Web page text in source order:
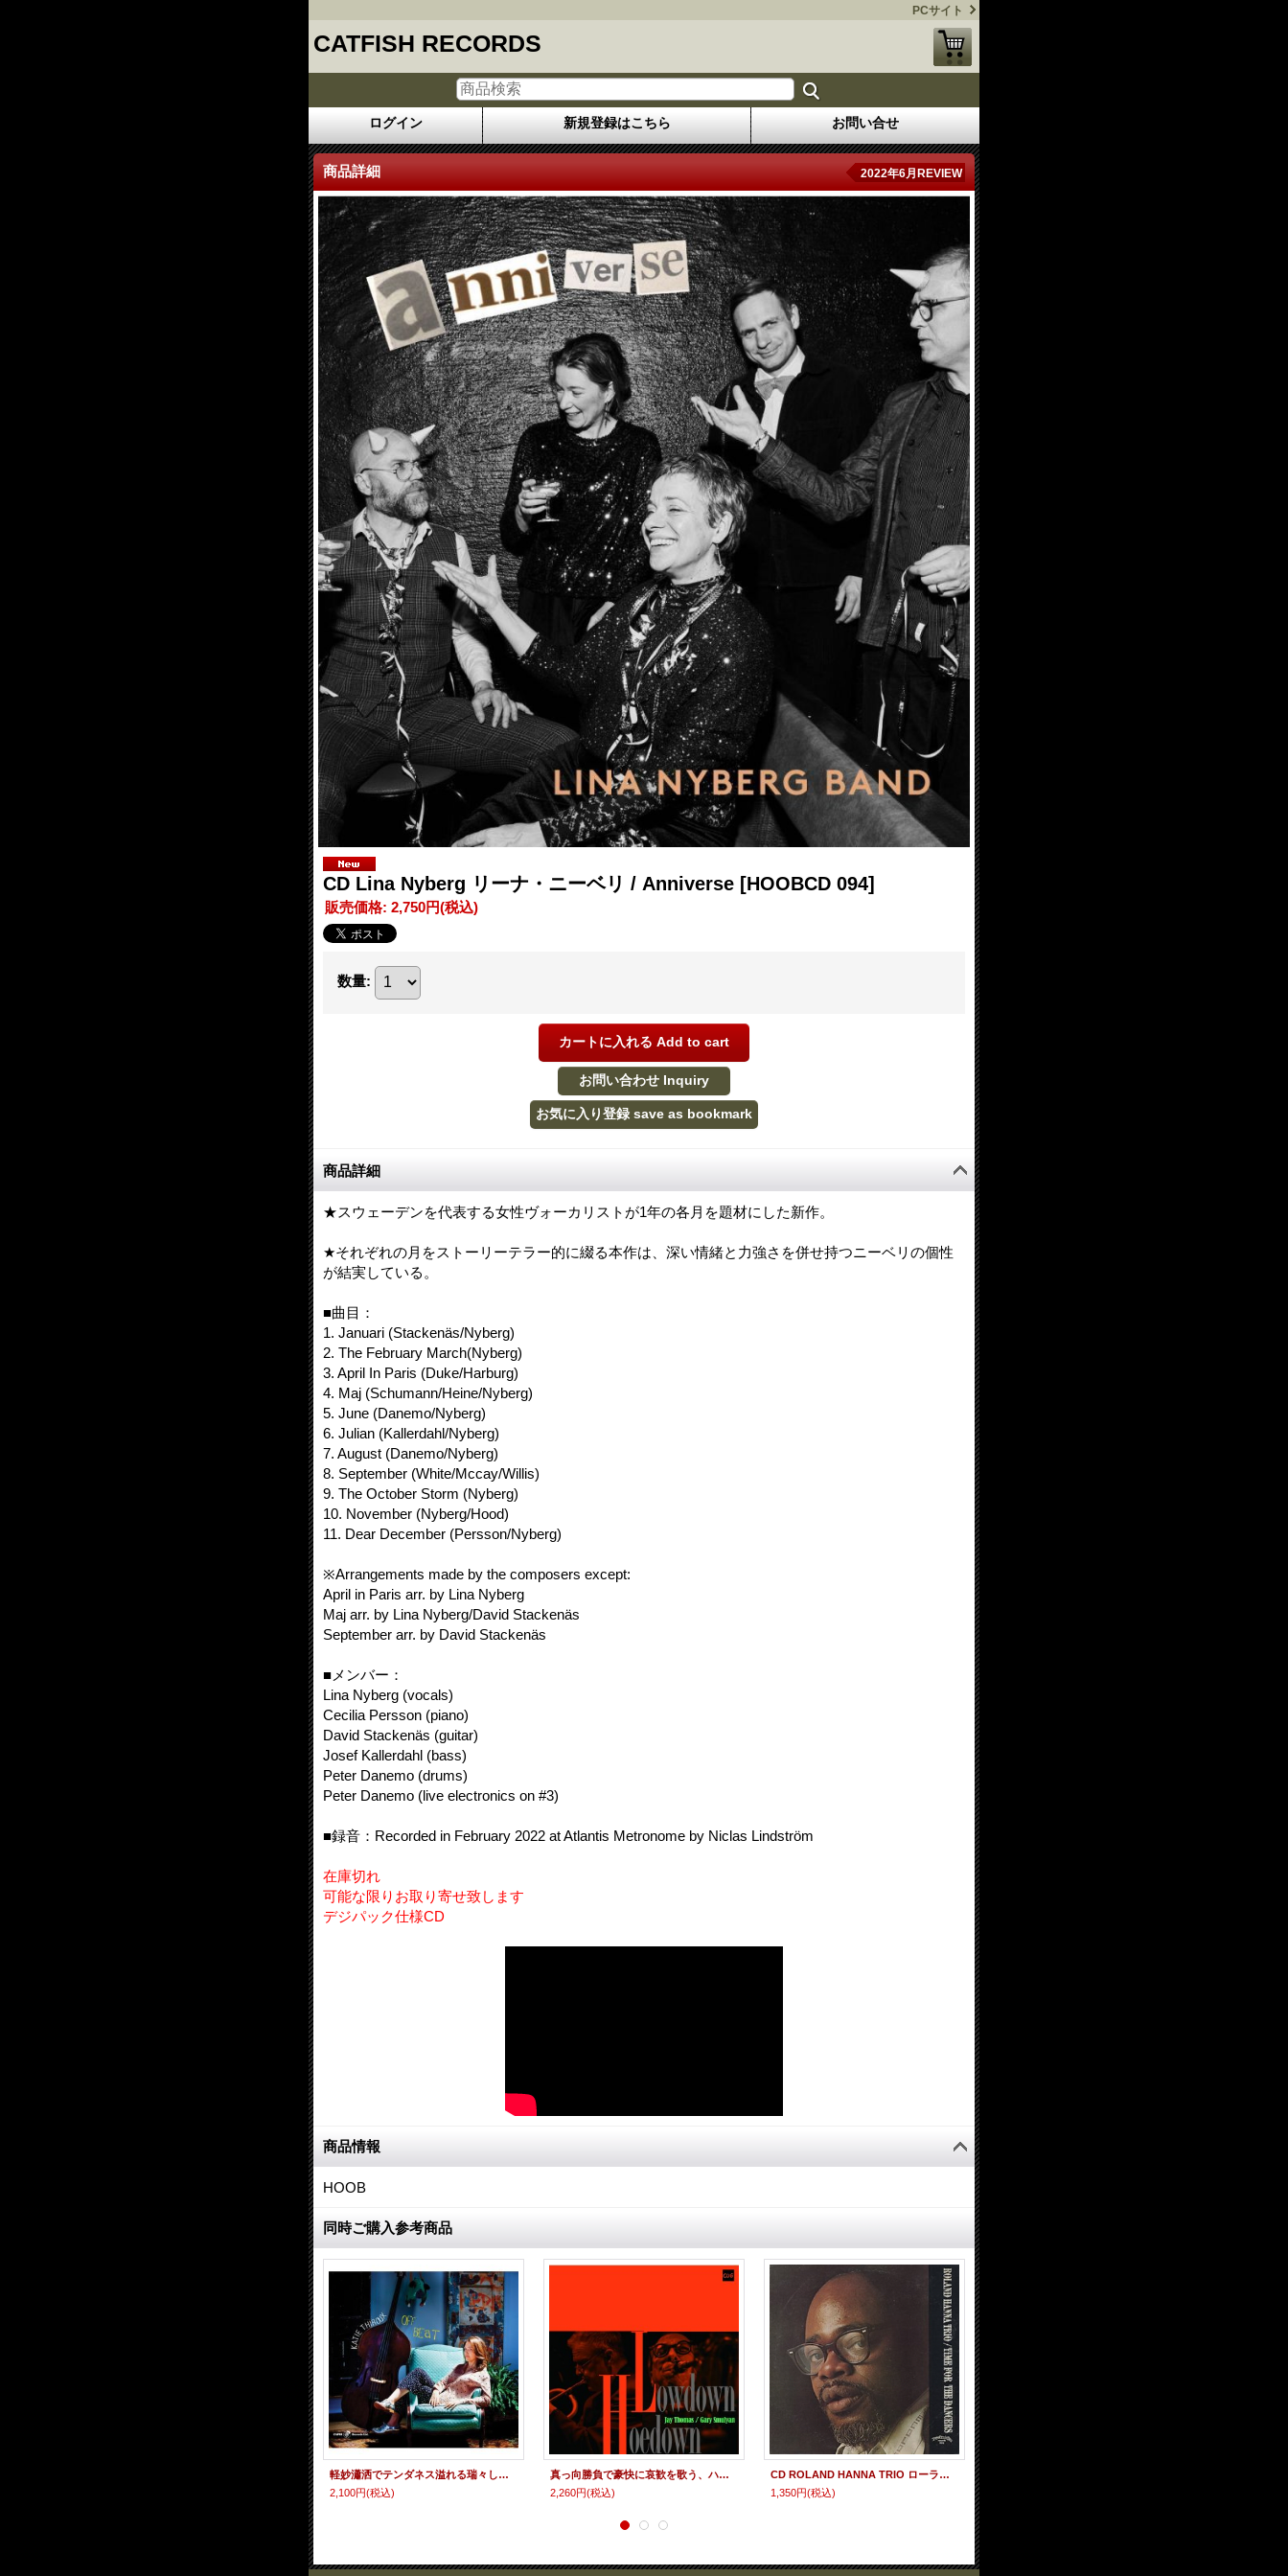
PCサイト
CATFISH RECORDS
ログイン 新規登録はこちら お問い合せ
商品詳細 2022年6月REVIEW
CD Lina Nyberg リーナ・ニーベリ / Anniverse [HOOBCD 094]
販売価格: 2,750円(税込)
数量:
商品詳細
★スウェーデンを代表する女性ヴォーカリストが1年の各月を題材にした新作。
★それぞれの月をストーリーテラー的に綴る本作は、深い情緒と力強さを併せ持つニーベリの個性
が結実している。
■曲目：
1. Januari (Stackenäs/Nyberg)
2. The February March(Nyberg)
3. April In Paris (Duke/Harburg)
4. Maj (Schumann/Heine/Nyberg)
5. June (Danemo/Nyberg)
6. Julian (Kallerdahl/Nyberg)
7. August (Danemo/Nyberg)
8. September (White/Mccay/Willis)
9. The October Storm (Nyberg)
10. November (Nyberg/Hood)
11. Dear December (Persson/Nyberg)
※Arrangements made by the composers except:
April in Paris arr. by Lina Nyberg
Maj arr. by Lina Nyberg/David Stackenäs
September arr. by David Stackenäs
■メンバー：
Lina Nyberg (vocals)
Cecilia Persson (piano)
David Stackenäs (guitar)
Josef Kallerdahl (bass)
Peter Danemo (drums)
Peter Danemo (live electronics on #3)
■録音：Recorded in February 2022 at Atlantis Metronome by Niclas Lindström
在庫切れ
可能な限りお取り寄せ致します
デジパック仕様CD
商品情報
HOOB
同時ご購入参考商品
軽妙瀟洒でテンダネス溢れる瑞々しいリラクシング・ヴォーカルの快編♪ CD KATIE THIROUX ケイティー・サーウー / OFF BEAT
2,100円(税込)
真っ向勝負で豪快に哀歓を歌う、ハートウォームでおおらかな王道娯楽的ハード・バップ世界! CD JAY THOMAS, GARY SMULYAN ジェイ・トーマス、 ゲイリー・スマリアン / LOWDOWN HOEDOWN ローダウン・ホーダウン
2,260円(税込)
CD ROLAND HANNA TRIO ローランド・ハナ・トリオ / TIME FOR THE DANCERS タイム・フォー・ザ・ダンサーズ
1,350円(税込)